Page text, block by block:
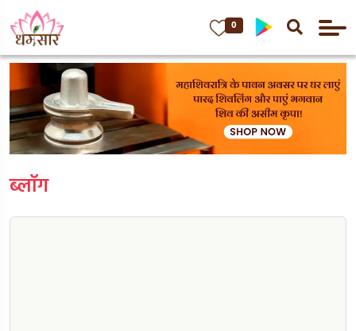
0
ब्लॉग